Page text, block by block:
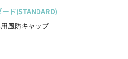
ード(STANDARD)
風防キャップ